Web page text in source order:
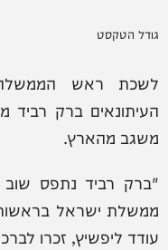
גודל הטקסט
לשכת ראש הממשלה
משגב מהארץ.
"ברק רביד נתפס
ממשלת ישראל
עודד ליפשיץ, זכרו